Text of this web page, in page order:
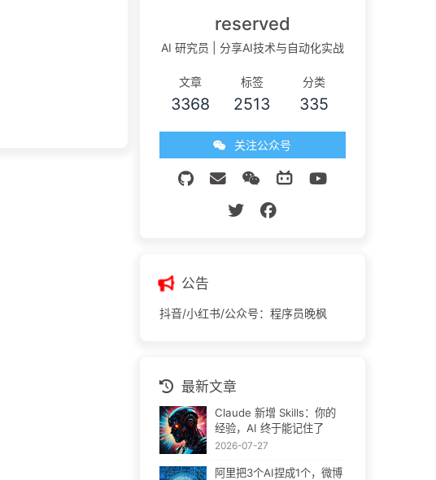
reserved
AI 研究员 | 分享AI技术与自动化实战
文章
3368
标签
2513
分类
335
关注公众号
公告
抖音/小红书/公众号：程序员晚枫
最新文章
Claude 新增 Skills：你的
经验，AI 终于能记住了
2026-07-27
阿里把3个AI捏成1个，微博